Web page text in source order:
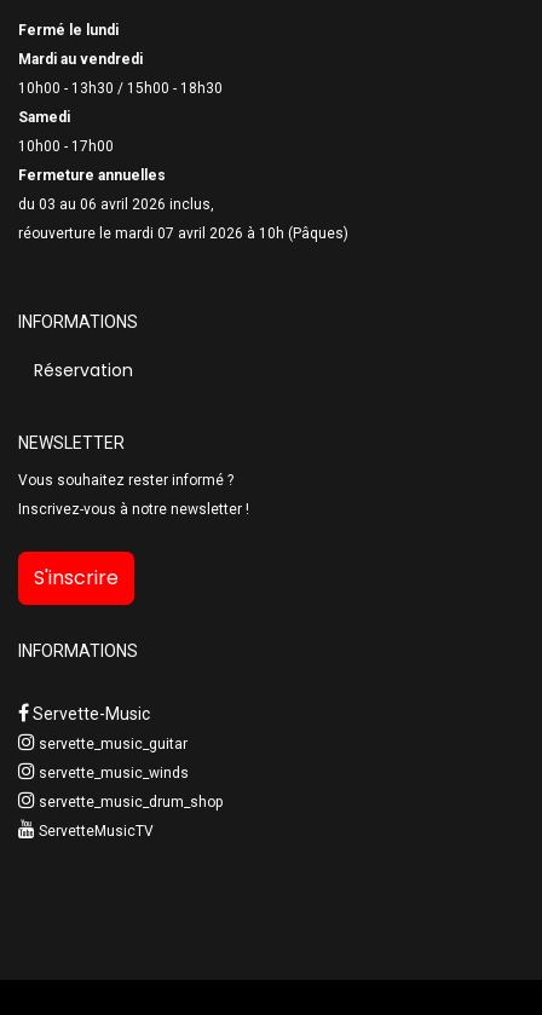
Fermé le lundi
Mardi au vendredi
10h00 - 13h30 / 15h00 - 18h30
Samedi
10h00 - 17h00
Fermeture annuelles
du 03 au 06 avril 2026 inclus,
réouverture le mardi 07 avril 2026 à 10h (Pâques)
INFORMATIONS
Réservation
NEWSLETTER
Vous souhaitez rester informé ?
Inscrivez-vous à notre newsletter !
S'inscrire
INFORMATIONS
Servette-Music
servette_music_guitar
servette_music_winds
servette_music_drum_shop
ServetteMusicTV